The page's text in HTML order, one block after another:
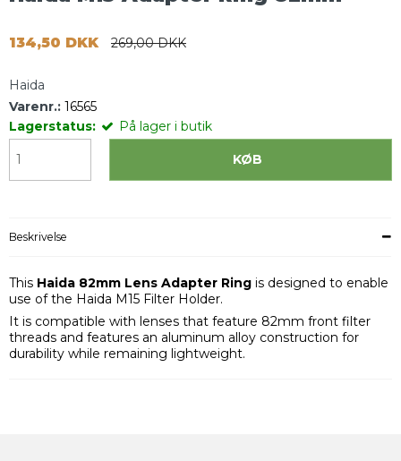
134,50 DKK 269,00 DKK
Haida
Varenr.: 16565
Lagerstatus:
På lager i butik
KØB
Beskrivelse
This Haida 82mm Lens Adapter Ring is designed to enable
use of the Haida M15 Filter Holder.
It is compatible with lenses that feature 82mm front filter
threads and features an aluminum alloy construction for
durability while remaining lightweight.